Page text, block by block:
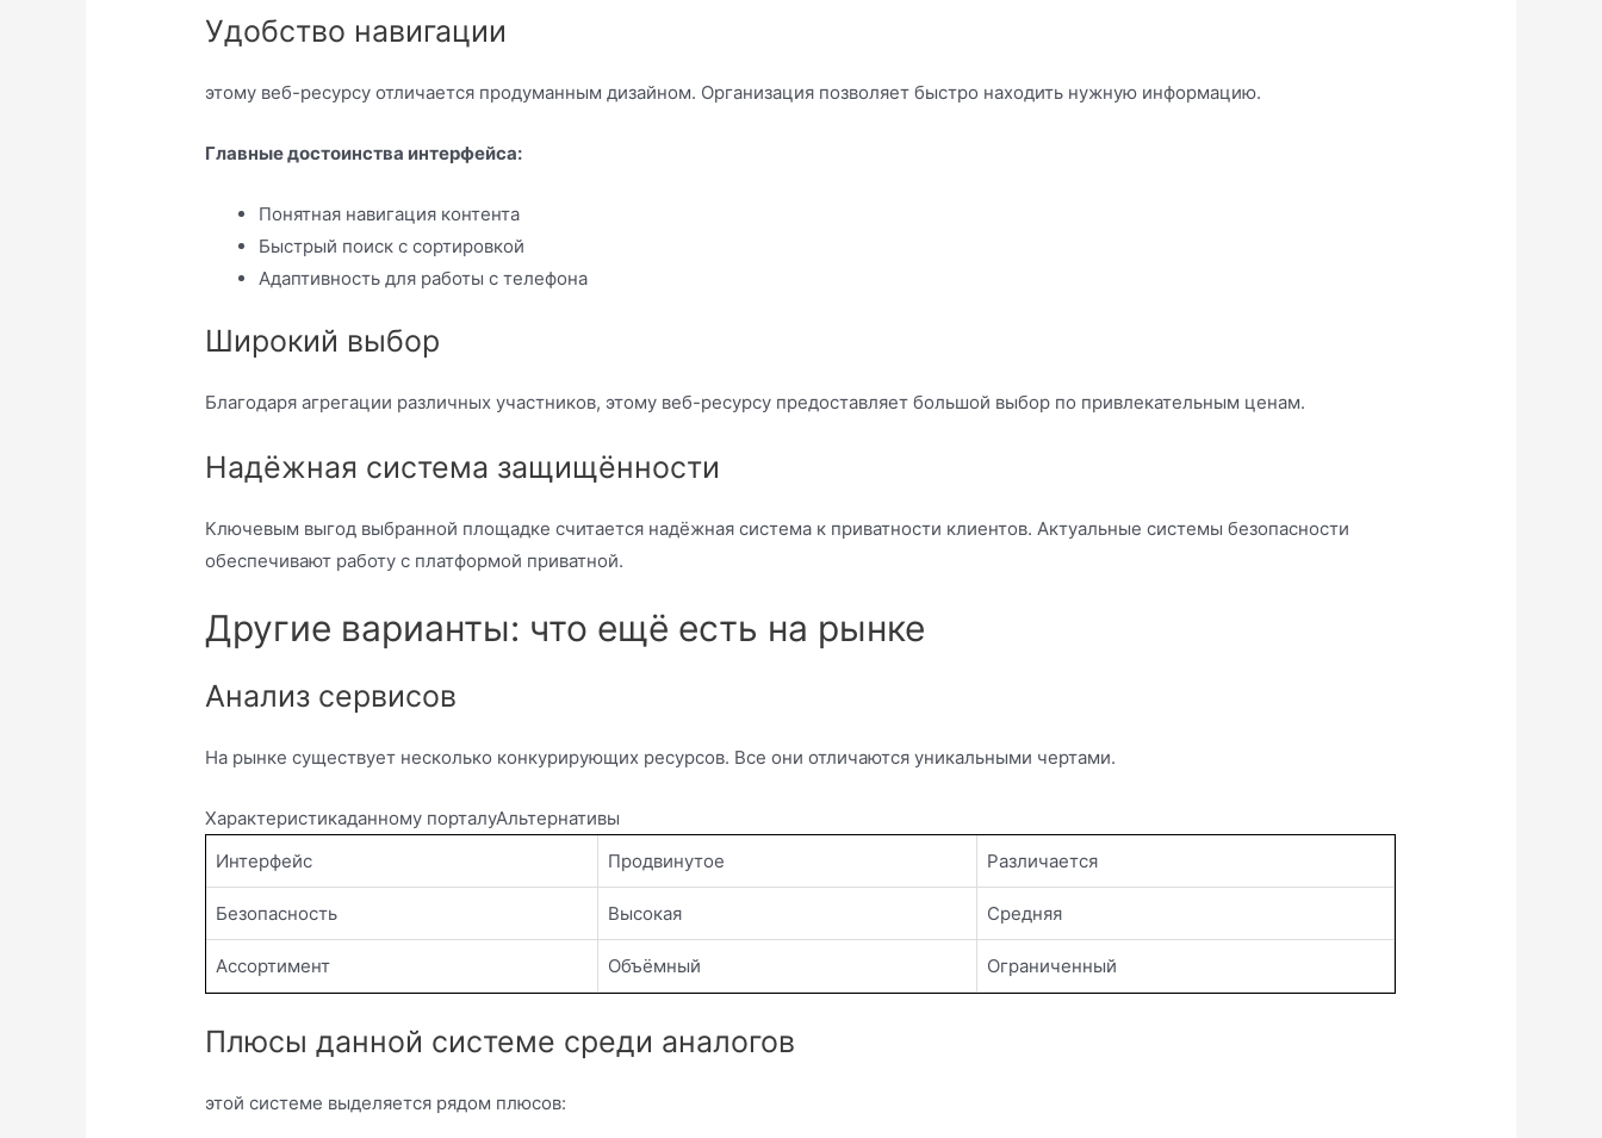
Удобство навигации
этому веб-ресурсу отличается продуманным дизайном. Организация позволяет быстро находить нужную информацию.
Главные достоинства интерфейса:
Понятная навигация контента
Быстрый поиск с сортировкой
Адаптивность для работы с телефона
Широкий выбор
Благодаря агрегации различных участников, этому веб-ресурсу предоставляет большой выбор по привлекательным ценам.
Надёжная система защищённости
Ключевым выгод выбранной площадке считается надёжная система к приватности клиентов. Актуальные системы безопасности
обеспечивают работу с платформой приватной.
Другие варианты: что ещё есть на рынке
Анализ сервисов
На рынке существует несколько конкурирующих ресурсов. Все они отличаются уникальными чертами.
Характеристикаданному порталуАльтернативы
Интерфейс
Продвинутое Различается
Безопасность Высокая Средняя
Ассортимент Объёмный Ограниченный
Плюсы данной системе среди аналогов
этой системе выделяется рядом плюсов: